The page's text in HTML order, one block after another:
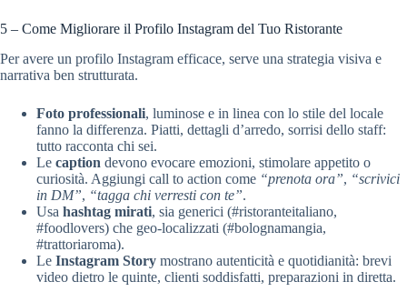
5 – Come Migliorare il Profilo Instagram del Tuo Ristorante
Per avere un profilo Instagram efficace, serve una strategia visiva e
narrativa ben strutturata.
Foto professionali, luminose e in linea con lo stile del locale
fanno la differenza. Piatti, dettagli d’arredo, sorrisi dello staff:
tutto racconta chi sei.
Le caption devono evocare emozioni, stimolare appetito o
curiosità. Aggiungi call to action come “prenota ora”, “scrivici
in DM”, “tagga chi verresti con te”.
Usa hashtag mirati, sia generici (#ristoranteitaliano,
#foodlovers) che geo-localizzati (#bolognamangia,
#trattoriaroma).
Le Instagram Story mostrano autenticità e quotidianità: brevi
video dietro le quinte, clienti soddisfatti, preparazioni in diretta.